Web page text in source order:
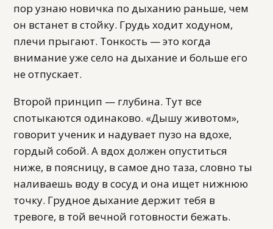
пор узнаю новичка по дыханию раньше, чем
он встанет в стойку. Грудь ходит ходуном,
плечи прыгают. Тонкость — это когда
внимание уже село на дыхание и больше его
не отпускает.
Второй принцип — глубина. Тут все
спотыкаются одинаково. «Дышу животом»,
говорит ученик и надувает пузо на вдохе,
гордый собой. А вдох должен опуститься
ниже, в поясницу, в самое дно таза, словно ты
наливаешь воду в сосуд и она ищет нижнюю
точку. Грудное дыхание держит тебя в
тревоге, в той вечной готовности бежать.